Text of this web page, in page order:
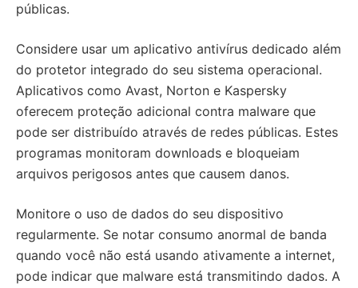
públicas.
Considere usar um aplicativo antivírus dedicado além
do protetor integrado do seu sistema operacional.
Aplicativos como Avast, Norton e Kaspersky
oferecem proteção adicional contra malware que
pode ser distribuído através de redes públicas. Estes
programas monitoram downloads e bloqueiam
arquivos perigosos antes que causem danos.
Monitore o uso de dados do seu dispositivo
regularmente. Se notar consumo anormal de banda
quando você não está usando ativamente a internet,
pode indicar que malware está transmitindo dados. A